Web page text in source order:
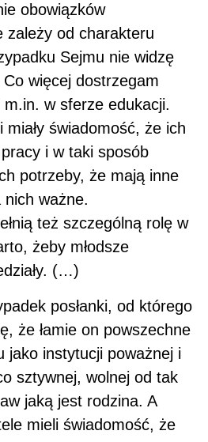
obowiązków
zależy od charakteru
Sejmu nie widzę
więcej dostrzegam
w sferze edukacji.
świadomość, że ich
i w taki sposób
potrzeby, że mają inne
ważne.
też szczególną rolę w
żeby młodsze
(…)
posłanki, od którego
że łamie on powszechne
jako instytucji poważnej i
sztywnej, wolnej od tak
jaką jest rodzina. A
mieli świadomość, że